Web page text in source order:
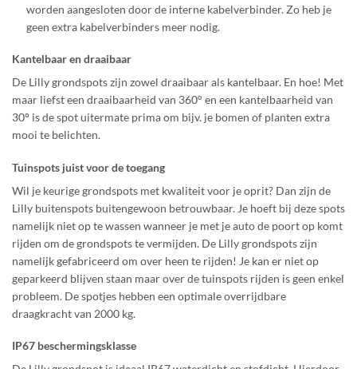
worden aangesloten door de interne kabelverbinder. Zo heb je
geen extra kabelverbinders meer nodig.
Kantelbaar en draaibaar
De Lilly grondspots zijn zowel draaibaar als kantelbaar. En hoe! Met
maar liefst een draaibaarheid van 360° en een kantelbaarheid van
30° is de spot uitermate prima om bijv. je bomen of planten extra
mooi te belichten.
Tuinspots juist voor de toegang
Wil je keurige grondspots met kwaliteit voor je oprit? Dan zijn de
Lilly buitenspots buitengewoon betrouwbaar. Je hoeft bij deze spots
namelijk niet op te wassen wanneer je met je auto de poort op komt
rijden om de grondspots te vermijden. De Lilly grondspots zijn
namelijk gefabriceerd om over heen te rijden! Je kan er niet op
geparkeerd blijven staan maar over de tuinspots rijden is geen enkel
probleem. De spotjes hebben een optimale overrijdbare
draagkracht van 2000 kg.
IP67 beschermingsklasse